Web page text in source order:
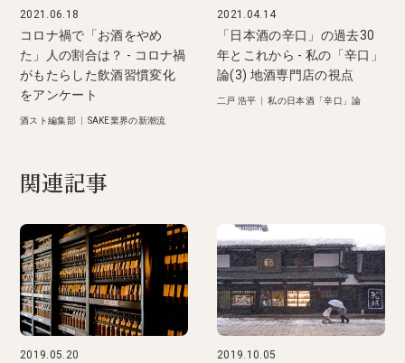
2021.06.18
コロナ禍で「お酒をやめ
た」人の割合は？ - コロナ禍
がもたらした飲酒習慣変化
をアンケート
酒スト編集部| SAKE業界の新潮流
2021.04.14
「日本酒の辛口」の過去30
年とこれから - 私の「辛口」
論(3) 地酒専門店の視点
二戸 浩平 |私の日本酒「辛口」論
関連記事
2019.05.20 2019.10.05